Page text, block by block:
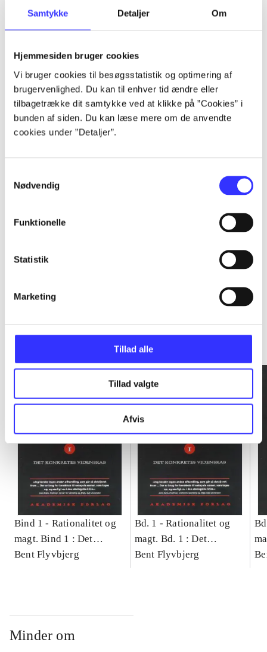
Samtykke Detaljer Om
Hjemmesiden bruger cookies
Vi bruger cookies til besøgsstatistik og optimering af
brugervenlighed. Du kan til enhver tid ændre eller
tilbagetrække dit samtykke ved at klikke på ”Cookies” i
bunden af siden. Du kan læse mere om de anvendte
cookies under ”Detaljer”.
Nødvendig
Funktionelle
Statistik
Marketing
Tillad alle
Tillad valgte
Afvis
Artikler
...
...
...
...
Gå til serien
Bind 1 - Rationalitet og
magt. Bind 1 : Det
konkretes videnskab
Bent Flyvbjerg
Bd. 1 -Rationalitet og
magt. Bd. 1 : Det
konkretes videnskab
Bent Flyvbjerg
Minder om